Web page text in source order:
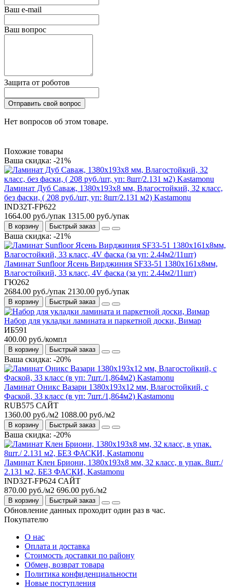
Ваш e-mail
Ваш вопрос
Защита от роботов
Отправить свой вопрос
Нет вопросов об этом товаре.
Похожие товары
Ваша скидка: -21%
Ламинат Дуб Саваж, 1380х193х8 мм, Влагостойкий, 32 класс,
без фаски, ( 208 руб./шт, уп: 8шт/2.131 м2) Kastamonu
IND32T-FP622
1664.00 руб./упак 1315.00 руб./упак
В корзину Быстрый заказ
Ваша скидка: -21%
Ламинат Sunfloor Ясень Вирджиния SF33-51 1380х161х8мм,
Влагостойкий, 33 класс, 4V фаска (за уп: 2.44м2/11шт)
ГЮ262
2684.00 руб./упак 2130.00 руб./упак
В корзину Быстрый заказ
Набор для укладки ламината и паркетной доски, Вимар
ИБ591
400.00 руб./компл
В корзину Быстрый заказ
Ваша скидка: -20%
Ламинат Оникс Вазари 1380х193х12 мм, Влагостойкий, с
Фаской, 33 класс (в уп: 7шт./1,864м2) Kastamonu
RUB575 САЙТ
1360.00 руб./м2 1088.00 руб./м2
В корзину Быстрый заказ
Ваша скидка: -20%
Ламинат Клен Бриони, 1380х193х8 мм, 32 класс, в упак. 8шт./
2.131 м2, БЕЗ ФАСКИ, Kastamonu
IND32T-FP624 САЙТ
870.00 руб./м2 696.00 руб./м2
В корзину Быстрый заказ
Обновление данных проходит один раз в час.
Покупателю
О нас
Оплата и доставка
Стоимость доставки по району
Обмен, возврат товара
Политика конфиденциальности
Новые поступления